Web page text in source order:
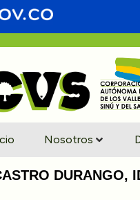
Nosotros
DURANGO,